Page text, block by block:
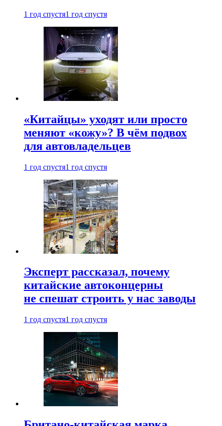
1 год спустя1 год спустя
«Китайцы» уходят или просто
меняют «кожу»? В чём подвох
для автовладельцев
1 год спустя1 год спустя
Эксперт рассказал, почему
китайские автоконцерны
не спешат строить у нас заводы
1 год спустя1 год спустя